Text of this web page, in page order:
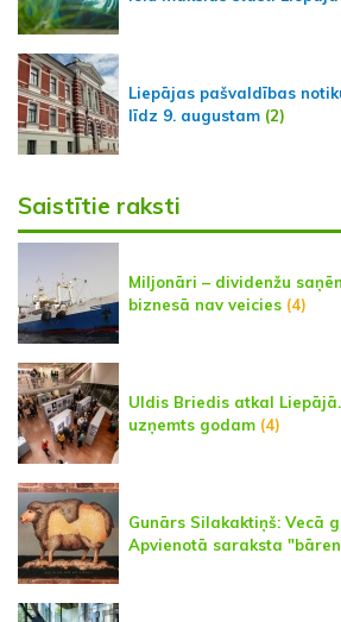
Liepājas pašvaldības
līdz 9. augustam (2)
Saistītie raksti
Miljonāri – dividenžu
biznesā nav veicies (4)
Uldis Briedis atkal
uzņemts godam (4)
Gunārs Silakaktiņš: Vecā
Apvienotā saraksta